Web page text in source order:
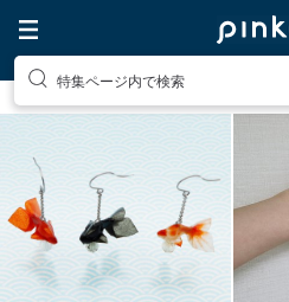
特集ページ内で検索